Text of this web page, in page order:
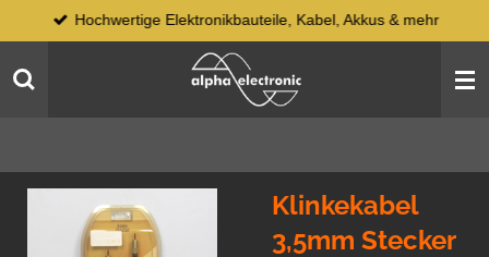
Hauptinhalt
springen
Hochwertige Elektronikbauteile, Kabel, Akkus & mehr
Klinkekabel
3,5mm Stecker